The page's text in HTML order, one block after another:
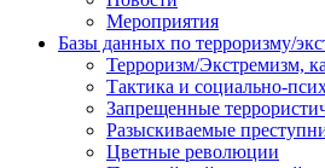
Мероприятия
Базы данных по терроризму/
Терроризм/Экстремизм,
Тактика и социально-
Запрещенные
Разыскиваемые
Цветные революции